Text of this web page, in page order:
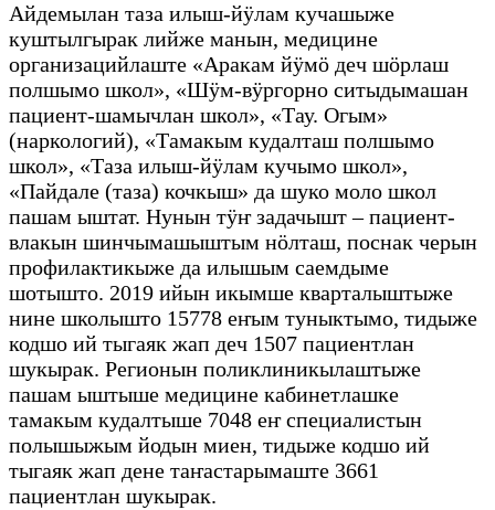
Айдемылан таза илыш-йӱлам кучашыже
куштылгырак лийже манын, медицине
организацийлаште «Аракам йӱмӧ деч шӧрлаш
полшымо школ», «Шӱм-вӱргорно ситыдымашан
пациент-шамычлан школ», «Тау. Огым»
(наркологий), «Тамакым кудалташ полшымо
школ», «Таза илыш-йӱлам кучымо школ»,
«Пайдале (таза) кочкыш» да шуко моло школ
пашам ыштат. Нунын тӱҥ задачышт – пациент-
влакын шинчымашыштым нӧлташ, поснак черын
профилактикыже да илышым саемдыме
шотышто. 2019 ийын икымше кварталыштыже
нине школышто 15778 еҥым туныктымо, тидыже
кодшо ий тыгаяк жап деч 1507 пациентлан
шукырак. Регионын поликлиникылаштыже
пашам ыштыше медицине кабинетлашке
тамакым кудалтыше 7048 еҥ специалистын
полышыжым йодын миен, тидыже кодшо ий
тыгаяк жап дене таҥастарымаште 3661
пациентлан шукырак.